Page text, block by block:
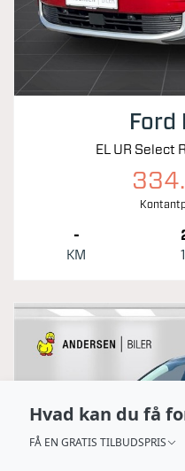
Ford
EL UR Select
-
KM
Hvad kan du få
FÅ EN GRATIS TILBUDSPRIS